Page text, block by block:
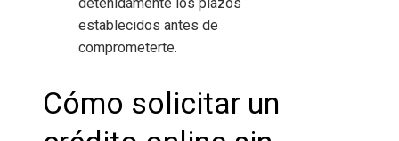
establecidos antes de
comprometerte.
Cómo solicitar un